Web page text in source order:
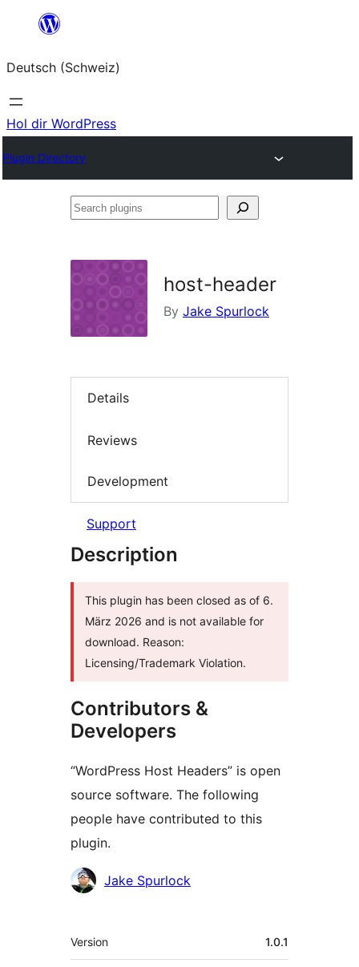
springen
Deutsch (Schweiz)
Hol dir WordPress
Plugin Directory
Search
host-header
By Jake Spurlock
Details
Reviews
Development
Support
Description
This plugin has been closed as of 6.
März 2026 and is not available for
download. Reason:
Licensing/Trademark Violation.
Contributors &
Developers
“WordPress Host Headers” is open
source software. The following
people have contributed to this
plugin.
Contributors
Jake Spurlock
Meta
Version 1.0.1